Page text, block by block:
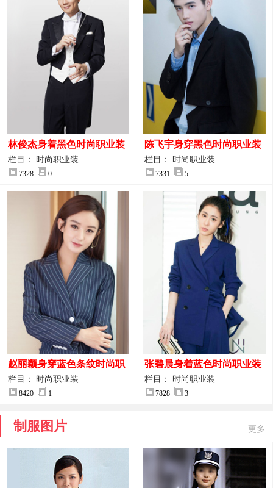
林俊杰身着黑色时尚职业装
制服图片
栏目： 时尚职业装
7328 0
陈飞宇身穿黑色时尚职业装
图片
栏目： 时尚职业装
7331 5
赵丽颖身穿蓝色条纹时尚职
业装图片
栏目： 时尚职业装
8420 1
张碧晨身着蓝色时尚职业装
服装图片
栏目： 时尚职业装
7828 3
制服图片 更多